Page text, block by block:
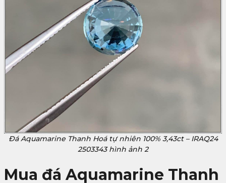
Đá Aquamarine Thanh Hoá tự nhiên 100% 3,43ct – IRAQ24
2503343 hình ảnh 2
Mua đá Aquamarine Thanh